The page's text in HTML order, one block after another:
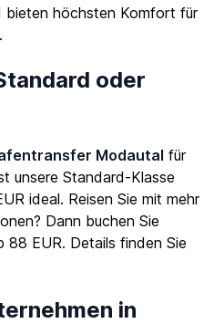
bieten höchsten Komfort für
oder
Modautal für
unsere Standard-Klasse
ideal. Reisen Sie mit mehr
Dann buchen Sie
88 EUR. Details finden Sie
in